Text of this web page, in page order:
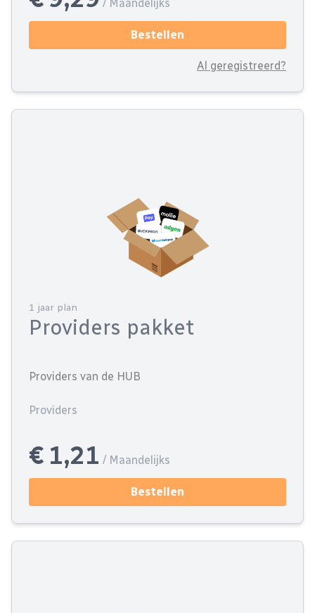
/ Maandelijks
Bestellen
Al geregistreerd?
1 jaar plan
Providers pakket
Providers van de HUB
Providers
€ 1,21 / Maandelijks
Bestellen